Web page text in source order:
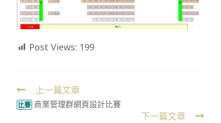
Post Views: 199
Read
more
上一篇文章
比賽 商業管理群網頁設計比賽
下一篇文章